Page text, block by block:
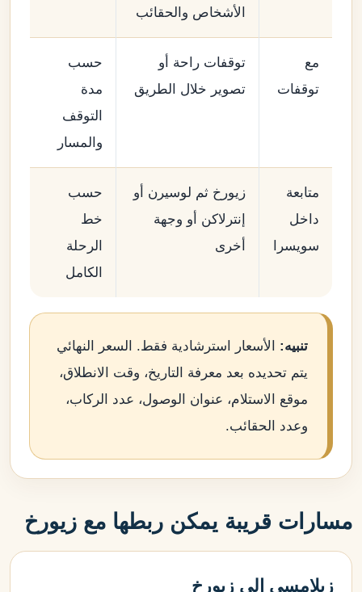
الأشخاص والحقائب
مع
توقفات
توقفات راحة أو
تصوير خلال الطريق
حسب
مدة
التوقف
والمسار
متابعة
داخل
سويسرا
زيورخ ثم لوسيرن أو
إنترلاكن أو وجهة
أخرى
حسب
خط
الرحلة
الكامل
تنبيه: الأسعار استرشادية فقط. السعر النهائي
يتم تحديده بعد معرفة التاريخ، وقت الانطلاق،
موقع الاستلام، عنوان الوصول، عدد الركاب،
وعدد الحقائب.
مسارات قريبة يمكن ربطها مع زيورخ
زيلامسي إلى زيورخ